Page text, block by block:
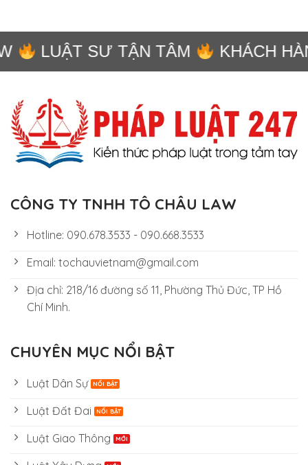
LUẬT SƯ TẬN TÂM KHÁCH
CÔNG TY TNHH TÔ CHÂU LAW
Hotline: 090.678.3533 - 090.668.3533
Email: tochauvietnam@gmail.com
Địa chỉ: 218/16 đường số 11, Phường Thủ Đức, TP Hồ
Chí Minh.
CHUYÊN MỤC NỔI BẬT
Luật Dân Sự
Luật Đất Đai
Luật Giao Thông